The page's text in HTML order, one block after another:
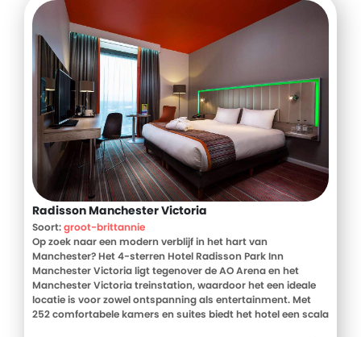
Radisson Manchester Victoria
Soort:groot-brittannie
Op zoek naar een modern verblijf in het hart van
Manchester? Het 4-sterren Hotel Radisson Park Inn
Manchester Victoria ligt tegenover de AO Arena en het
Manchester Victoria treinstation, waardoor het een ideale
locatie is voor zowel ontspanning als entertainment. Met
252 comfortabele kamers en suites biedt het hotel een scala